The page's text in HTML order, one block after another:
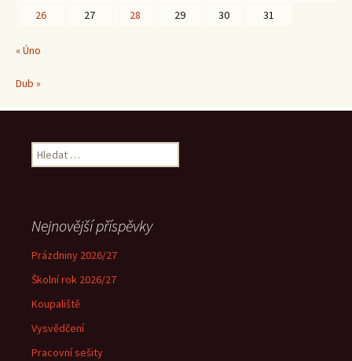
26
27 28 29 30 31
« Úno
Dub »
Vyhledávání
Nejnovější příspěvky
Prázdniny 2026/27
Školní rok 2026/27
Koupaliště
Vysvědčení
Pracovní sešity